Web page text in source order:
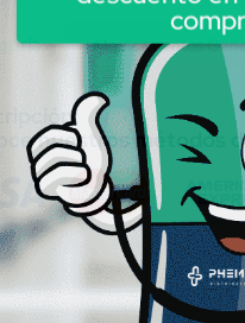
Medicamentos
nuestros métodos